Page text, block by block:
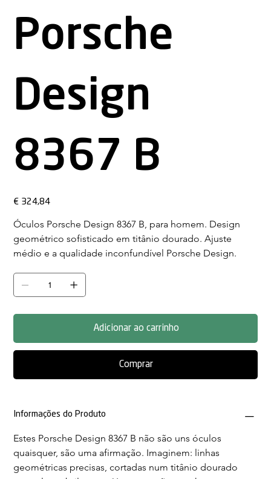
Porsche
Design
8367 B
Preço
€ 324,84
Óculos Porsche Design 8367 B, para homem. Design
geométrico sofisticado em titânio dourado. Ajuste
médio e a qualidade inconfundível Porsche Design.
Adicionar ao carrinho
Comprar
Informações do Produto
Estes Porsche Design 8367 B não são uns óculos
quaisquer, são uma afirmação. Imaginem: linhas
geométricas precisas, cortadas num titânio dourado